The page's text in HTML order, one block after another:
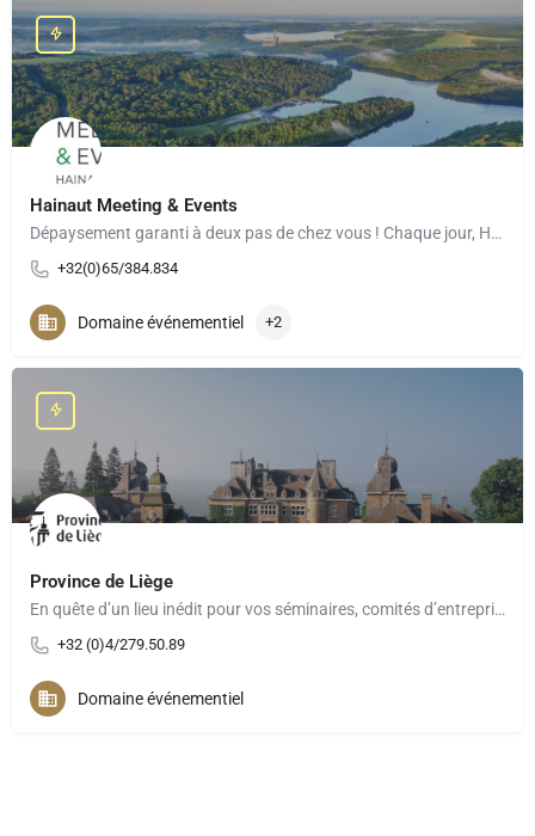
Hainaut Meeting & Events
Dépaysement garanti à deux pas de chez vous ! Chaque jour, Hainaut Meetings & Events, le convention…
+32(0)65/384.834
Domaine événementiel +2
Province de Liège
En quête d’un lieu inédit pour vos séminaires, comités d’entreprise, teambuilding ou événements à moins de 2h…
+32 (0)4/279.50.89
Domaine événementiel